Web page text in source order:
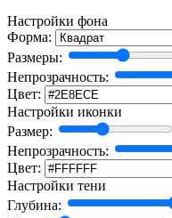
Настройки фона
Форма:
Размеры:
Непрозрачность:
Цвет:
Настройки иконки
Размер:
Непрозрачность:
Цвет:
Настройки тени
Глубина: